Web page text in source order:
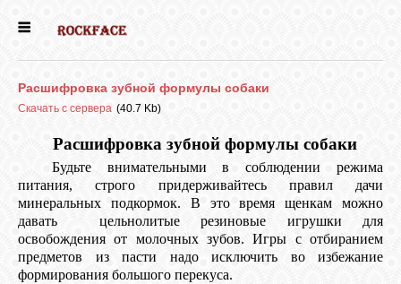
ДЕВОЧКИ
МАЛЬЧИКИ
НОВОСТИ
ВЫПУСКНИКИ
Расшифровка зубной формулы собаки
Скачать с сервера (40.7 Kb)
Расшифровка зубной формулы собаки
Будьте внимательными в соблюдении режима
питания, строго придерживайтесь правил дачи
минеральных подкормок. В это время щенкам можно
давать цельнолитые резиновые игрушки для
освобождения от молочных зубов. Игры с отбиранием
предметов из пасти надо исключить во избежание
формирования большого перекуса.